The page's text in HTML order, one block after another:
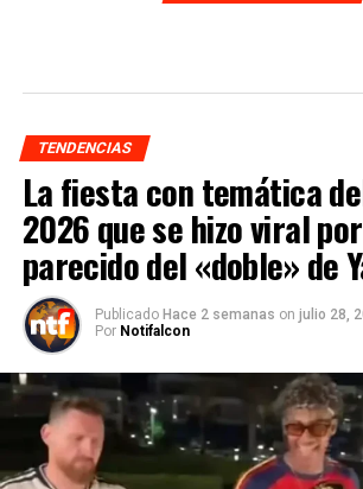
TENDENCIAS
La fiesta con temática
2026 que se hizo viral
parecido del «doble» de
Publicado Hace 2 semanas on julio 28,
Por Notifalcon